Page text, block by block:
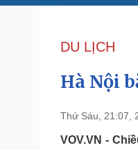
Đảng
Tổ chức nhân sự
Nhận diện sự
Pháp luật
DU LỊCH
Hà Nội
Thứ Sáu, 21:07,
VOV.VN -